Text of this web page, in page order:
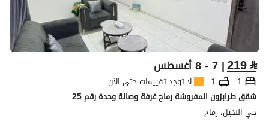
⃁
219| 7 - 8 أغسطس
1
1
لا توجد تقييمات حتى الآن
شقق طرابزون المفروشة رماح غرفة وصالة وحدة رقم 25
حي النخيل، رماح